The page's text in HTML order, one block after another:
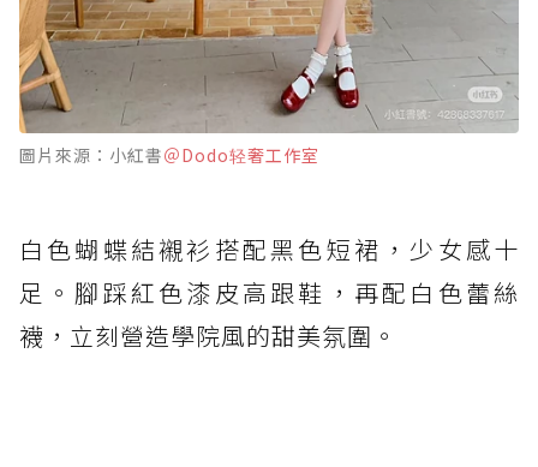
圖片來源：小紅書＠Dodo轻奢工作室
白色蝴蝶結襯衫搭配黑色短裙，少女感十
足。腳踩紅色漆皮高跟鞋，再配白色蕾絲
襪，立刻營造學院風的甜美氛圍。